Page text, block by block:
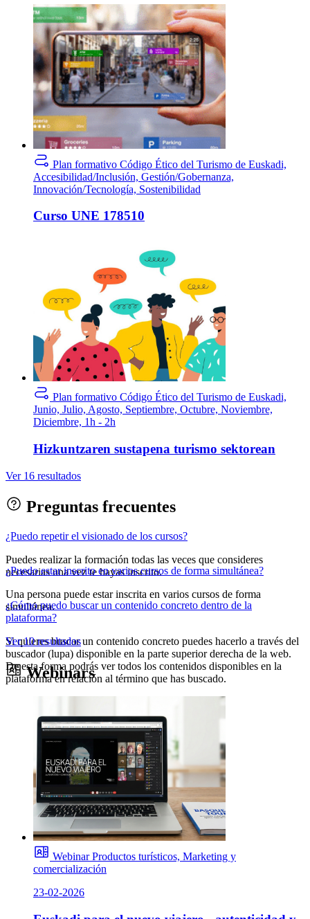
Plan formativo Código Ético del Turismo de Euskadi,
Accesibilidad/Inclusión, Gestión/Gobernanza,
Innovación/Tecnología, Sostenibilidad
Curso UNE 178510
Plan formativo Código Ético del Turismo de Euskadi,
Junio, Julio, Agosto, Septiembre, Octubre, Noviembre,
Diciembre, 1h - 2h
Hizkuntzaren sustapena turismo sektorean
Ver 16 resultados
Preguntas frecuentes
¿Puedo repetir el visionado de los cursos?
Puedes realizar la formación todas las veces que consideres
necesarias una vez te hayas inscrito.
¿Puedo estar inscrito en varios cursos de forma simultánea?
Una persona puede estar inscrita en varios cursos de forma
simultánea.
¿Cómo puedo buscar un contenido concreto dentro de la
plataforma?
Si quieres buscar un contenido concreto puedes hacerlo a través del
buscador (lupa) disponible en la parte superior derecha de la web.
De esta forma podrás ver todos los contenidos disponibles en la
plataforma en relación al término que has buscado.
Ver 10 resultados
Webinars
Webinar Productos turísticos, Marketing y
comercialización
23-02-2026